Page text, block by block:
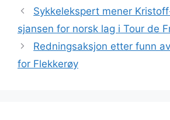
Sykkelekspert mener
sjansen for norsk lag i Tour de
Rednings­aksjon etter funn
for Flek­kerøy